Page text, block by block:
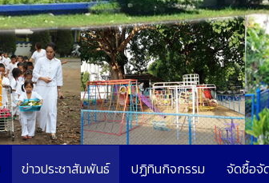
ข่าวประชาสัมพันธ์ ปฏิทินกิจกรรม จัดซื้อจั